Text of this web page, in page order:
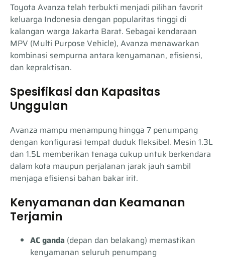
Toyota Avanza telah terbukti menjadi pilihan favorit
keluarga Indonesia dengan popularitas tinggi di
kalangan warga Jakarta Barat. Sebagai kendaraan
MPV (Multi Purpose Vehicle), Avanza menawarkan
kombinasi sempurna antara kenyamanan, efisiensi,
dan kepraktisan.
Spesifikasi dan Kapasitas
Unggulan
Avanza mampu menampung hingga 7 penumpang
dengan konfigurasi tempat duduk fleksibel. Mesin 1.3L
dan 1.5L memberikan tenaga cukup untuk berkendara
dalam kota maupun perjalanan jarak jauh sambil
menjaga efisiensi bahan bakar irit.
Kenyamanan dan Keamanan
Terjamin
AC ganda (depan dan belakang) memastikan
kenyamanan seluruh penumpang